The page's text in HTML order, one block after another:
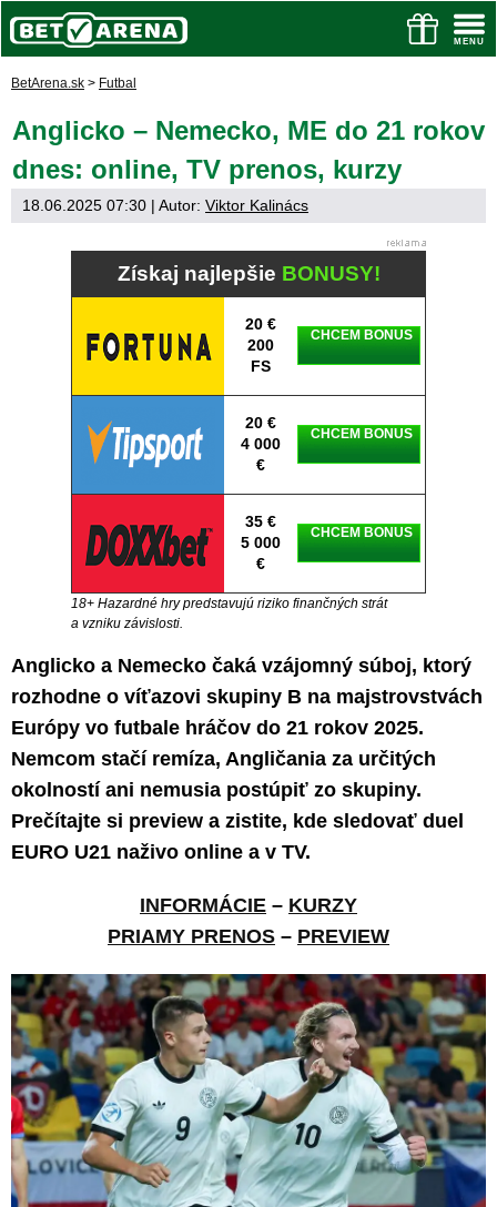
BetArena.sk > Futbal
Anglicko – Nemecko, ME do 21 rokov
dnes: online, TV prenos, kurzy
18.06.2025 07:30 | Autor: Viktor Kalinács
Získaj najlepšie BONUSY!
20 €
200
FS
CHCEM BONUS
20 €
4 000
€
CHCEM BONUS
35 €
5 000
€
CHCEM BONUS
18+ Hazardné hry predstavujú riziko finančných strát
a vzniku závislosti.
Anglicko a Nemecko čaká vzájomný súboj, ktorý
rozhodne o víťazovi skupiny B na majstrovstvách
Európy vo futbale hráčov do 21 rokov 2025.
Nemcom stačí remíza, Angličania za určitých
okolností ani nemusia postúpiť zo skupiny.
Prečítajte si preview a zistite, kde sledovať duel
EURO U21 naživo online a v TV.
INFORMÁCIE – KURZY
PRIAMY PRENOS – PREVIEW